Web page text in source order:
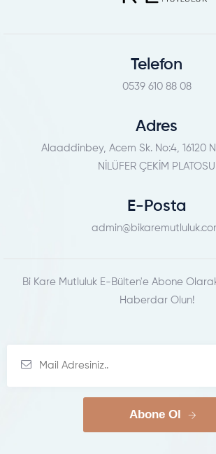
Telefon
0539 610 88 08
Adres
Alaaddinbey, Acem Sk. No:4, 16120
NİLÜFER ÇEKİM PLATOSU
E-Posta
Bi Kare Mutluluk E-Bülten'e Abone
Haberdar Olun!
Abone Ol